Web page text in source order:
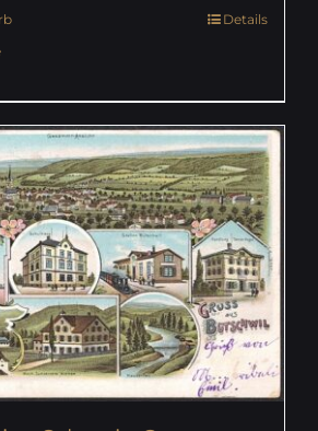
Details